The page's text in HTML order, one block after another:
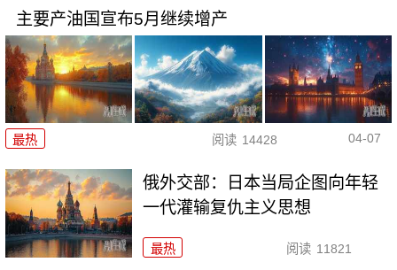
主要产油国宣布5月继续增产
最热 阅读 14428 04-07
俄外交部：日本当局企图向年轻
一代灌输复仇主义思想
最热 阅读 11821